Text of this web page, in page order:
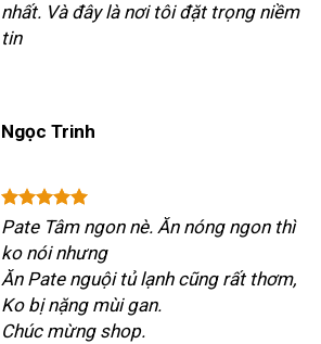
nhất. Và đây là nơi tôi đặt trọng niềm
tin
Ngọc Trinh
Pate Tâm ngon nè. Ăn nóng ngon thì
ko nói nhưng
Ăn Pate nguội tủ lạnh cũng rất thơm,
Ko bị nặng mùi gan.
Chúc mừng shop.